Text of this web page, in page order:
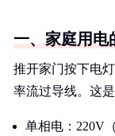
一、家庭用电
推开家门按下电
率流过导线。这
单相电：220V